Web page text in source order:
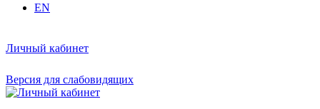
EN
Личный кабинет
Версия для слабовидящих